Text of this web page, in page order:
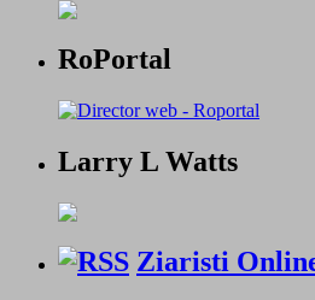
RoPortal
Larry L Watts
Ziaristi